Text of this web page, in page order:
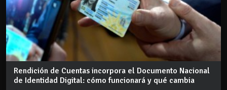
Rendición de Cuentas incorpora el Documento Nacional
de Identidad Digital: cómo funcionará y qué cambia